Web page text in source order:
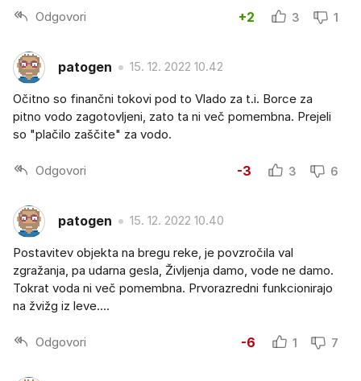
Odgovori +2 3 1
patogen 15. 12. 2022 10.42
Očitno so finančni tokovi pod to Vlado za t.i. Borce za
pitno vodo zagotovljeni, zato ta ni več pomembna. Prejeli
so "plačilo zaščite" za vodo.
Odgovori -3 3 6
patogen 15. 12. 2022 10.40
Postavitev objekta na bregu reke, je povzročila val
zgražanja, pa udarna gesla, Življenja damo, vode ne damo.
Tokrat voda ni več pomembna. Prvorazredni funkcionirajo
na žvižg iz leve....
Odgovori -6 1 7